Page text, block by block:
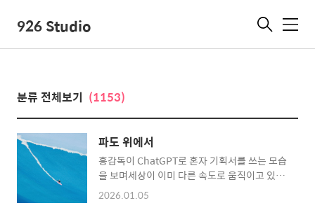
926 Studio 메
분류 전체보기 (1153)
파도 위에서
홍감독이 ChatGPT로 혼자 기획서를 쓰는 모습
을 보며세상이 이미 다른 속도로 움직이고 있다
는 걸 느낀다.스레드와 유튜브를 보다 보면먼저
2026.01.05